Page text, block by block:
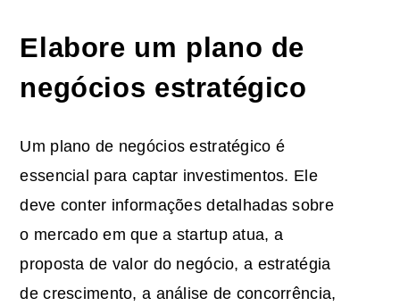
Elabore um plano de
negócios estratégico
Um plano de negócios estratégico é
essencial para captar investimentos. Ele
deve conter informações detalhadas sobre
o mercado em que a startup atua, a
proposta de valor do negócio, a estratégia
de crescimento, a análise de concorrência,